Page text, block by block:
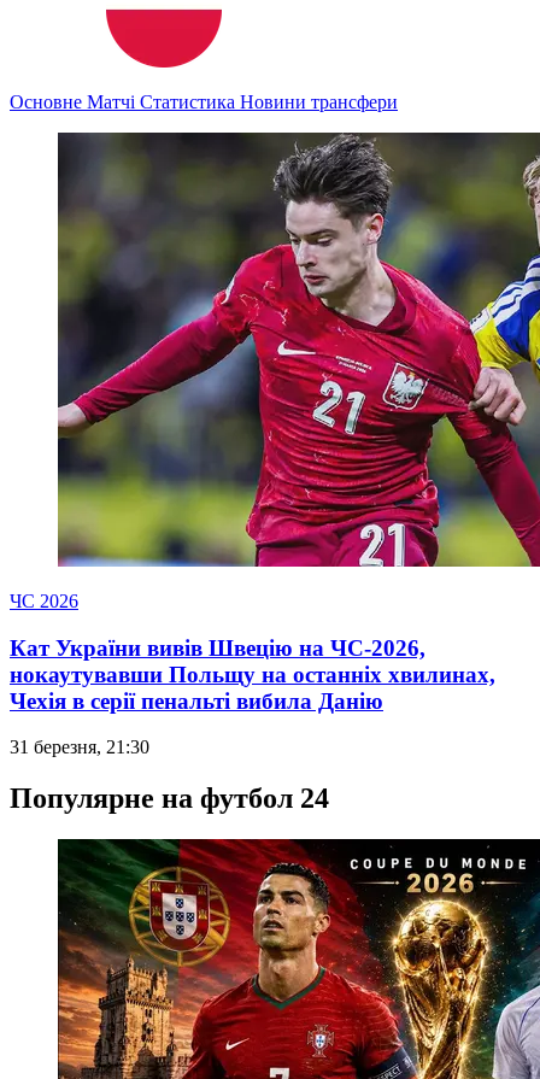
Основне Матчі Статистика Новини трансфери
ЧС 2026
Кат України вивів Швецію на ЧС-2026,
нокаутувавши Польщу на останніх хвилинах,
Чехія в серії пенальті вибила Данію
31 березня, 21:30
Популярне на футбол 24